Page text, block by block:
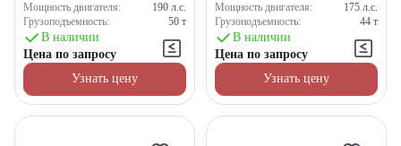
Мощность двигателя:
190 л.с.
Грузоподъемность:
50 т
В наличии
Цена по запросу
Узнать цену
Мощность двигателя:
175 л.с.
Грузоподъемность:
44 т
В наличии
Цена по запросу
Узнать цену